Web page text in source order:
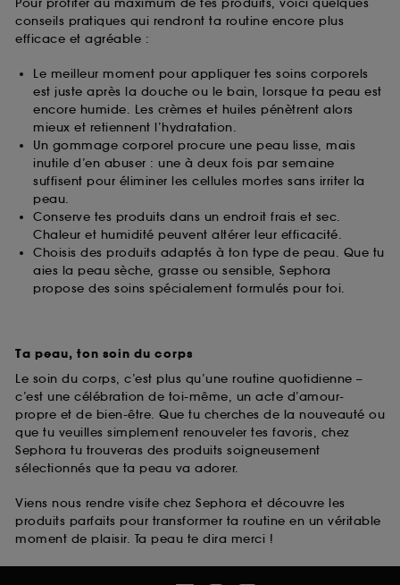
conseils pratiques qui rendront ta routine encore plus
efficace et agréable :
Le meilleur moment pour appliquer tes soins corporels
est juste après la douche ou le bain, lorsque ta peau est
encore humide. Les crèmes et huiles pénètrent alors
mieux et retiennent l’hydratation.
Un gommage corporel procure une peau lisse, mais
inutile d’en abuser : une à deux fois par semaine
suffisent pour éliminer les cellules mortes sans irriter la
peau.
Conserve tes produits dans un endroit frais et sec.
Chaleur et humidité peuvent altérer leur efficacité.
Choisis des produits adaptés à ton type de peau. Que tu
aies la peau sèche, grasse ou sensible, Sephora
propose des soins spécialement formulés pour toi.
Ta peau, ton soin du corps
Le soin du corps, c’est plus qu’une routine quotidienne –
c’est une célébration de toi-même, un acte d’amour-
propre et de bien-être. Que tu cherches de la nouveauté ou
que tu veuilles simplement renouveler tes favoris, chez
Sephora tu trouveras des produits soigneusement
sélectionnés que ta peau va adorer.
Viens nous rendre visite chez Sephora et découvre les
produits parfaits pour transformer ta routine en un véritable
moment de plaisir. Ta peau te dira merci !